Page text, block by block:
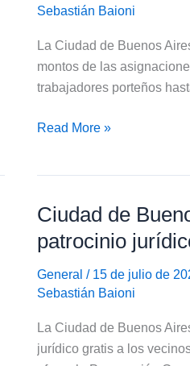
Sebastián Baioni
La Ciudad de Buenos
montos de las
trabajadores porteños
Ciudad
aumentó
asignación
por
hijo
$63.200
Read More »
Ciudad de
patrocinio
General / 15 de julio de
Sebastián Baioni
La Ciudad de Buenos
jurídico gratis a los